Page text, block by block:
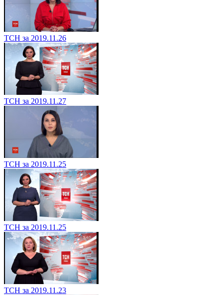
ТСН за 2019.11.26
ТСН за 2019.11.27
ТСН за 2019.11.25
ТСН за 2019.11.25
ТСН за 2019.11.23